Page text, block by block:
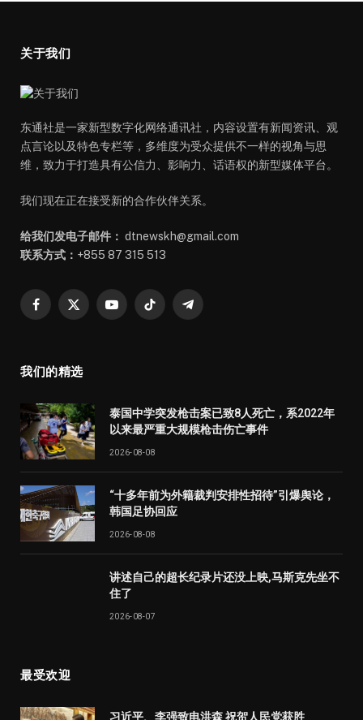
关于我们
东通社是一家新型数字化网络通讯社，内容设置有新闻资讯、观
点言论以及特色专栏等，多维度为受众提供不一样的视角与思
维，致力于打造具有公信力、影响力、话语权的新型媒体平台。
我们现在正在接受新的合作伙伴关系。
给我们发电子邮件： dtnewskh@gmail.com
联系方式： +855 87 315 513
Facebook
X
YouTubeTikTok Telegram
我们的精选
泰国中学突发枪击案已致8人死亡，系2022年
以来最严重大规模枪击伤亡事件
2026-08-08
“十多年前为外籍裁判安排性招待”引爆舆论，
韩国足协回应
2026-08-08
讲述自己的超长纪录片还没上映,马斯克先坐不
住了
2026-08-07
最受欢迎
习近平、李强致电洪森 祝贺人民党获胜